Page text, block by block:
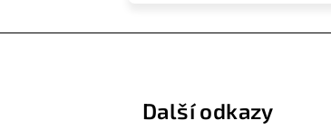
Další odkazy